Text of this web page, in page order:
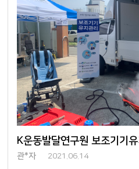
관*자 2021.06.14